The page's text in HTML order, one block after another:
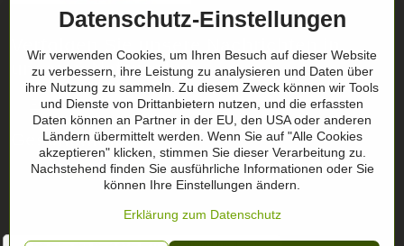
unseren Netzwerken
Facebook Instagram
Geschenktipp
Geschenk-Zertifikate
Datenschutz-Einstellungen
Wir verwenden Cookies, um Ihren Besuch auf dieser Website
zu verbessern, ihre Leistung zu analysieren und Daten über
ihre Nutzung zu sammeln. Zu diesem Zweck können wir Tools
und Dienste von Drittanbietern nutzen, und die erfassten
Daten können an Partner in der EU, den USA oder anderen
Ländern übermittelt werden. Wenn Sie auf "Alle Cookies
akzeptieren" klicken, stimmen Sie dieser Verarbeitung zu.
Nachstehend finden Sie ausführliche Informationen oder Sie
können Ihre Einstellungen ändern.
Erklärung zum Datenschutz